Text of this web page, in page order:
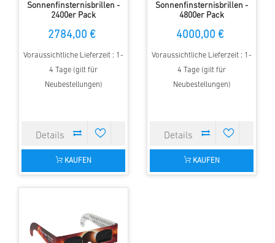
Sonnenfinsternisbrillen -
2400er Pack
2784,00 €
Voraussichtliche Lieferzeit : 1-
4 Tage (gilt für
Neubestellungen)
KAUFEN
Sonnenfinsternisbrillen -
4800er Pack
4000,00 €
Voraussichtliche Lieferzeit : 1-
4 Tage (gilt für
Neubestellungen)
KAUFEN